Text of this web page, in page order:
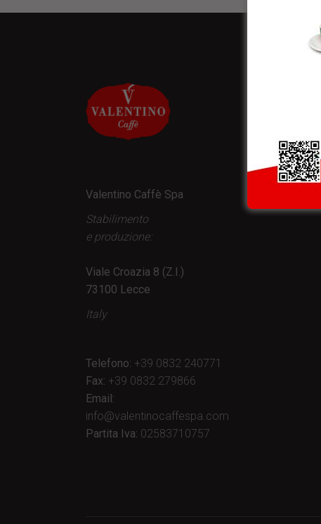
Valentino Caffè Spa
Stabilimento
e produzione:
Viale Croazia 8 (Z.I.)
73100 Lecce
Italy
Telefono: +39 0832 240771
Fax: +39 0832 279866
Email:
info@valentinocaffespa.com
Partita Iva: 02583710757